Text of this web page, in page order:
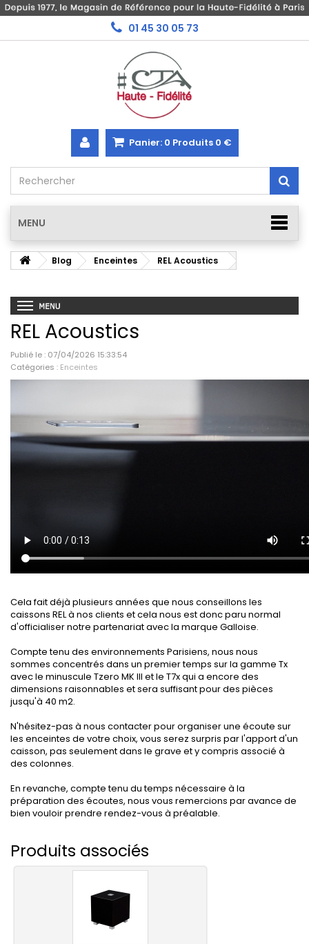
01 45 30 05 73
Panier: 0 Produits 0 €
MENU
Blog Enceintes REL Acoustics
REL Acoustics
Publié le : 07/04/2026 15:33:54
Catégories : Enceintes
Cela fait déjà plusieurs années que nous conseillons les
caissons REL à nos clients et cela nous est donc paru normal
d'officialiser notre partenariat avec la marque Galloise.
Compte tenu des environnements Parisiens, nous nous
sommes concentrés dans un premier temps sur la gamme Tx
avec le minuscule Tzero MK III et le T7x qui a encore des
dimensions raisonnables et sera suffisant pour des pièces
jusqu'à 40 m2.
N'hésitez-pas à nous contacter pour organiser une écoute sur
les enceintes de votre choix, vous serez surpris par l'apport d'un
caisson, pas seulement dans le grave et y compris associé à
des colonnes.
En revanche, compte tenu du temps nécessaire à la
préparation des écoutes, nous vous remercions par avance de
bien vouloir prendre rendez-vous à préalable.
Produits associés